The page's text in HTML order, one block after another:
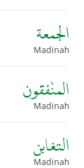
الجمعة
Madinah
المنٰفقون
Madinah
التغابن
Madinah